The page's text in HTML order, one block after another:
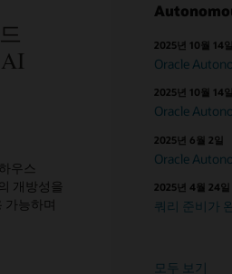
우스
개방성을
가능하며
2025년 10월 14일
Oracle
2025년 10월 14일
Oracle
2025년 6월 2일
Oracle
2025년 4월 24일
쿼리 준비가
모두 보기